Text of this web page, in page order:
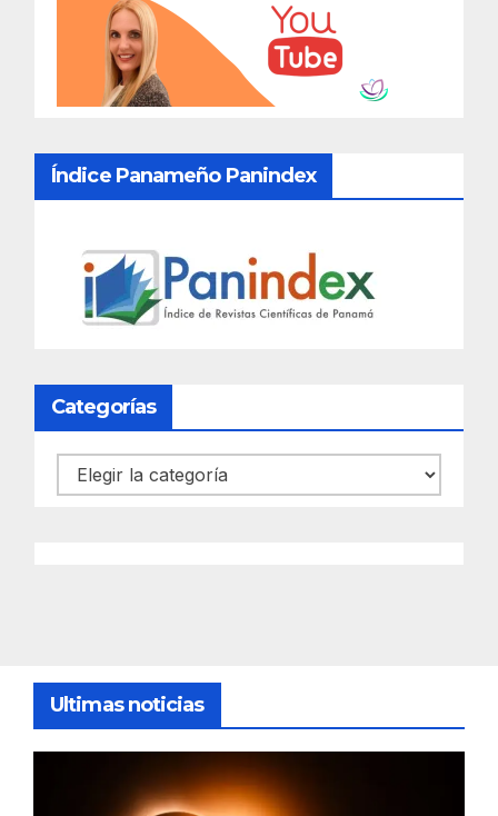
Índice Panameño Panindex
Categorías
Categorías
Ultimas noticias